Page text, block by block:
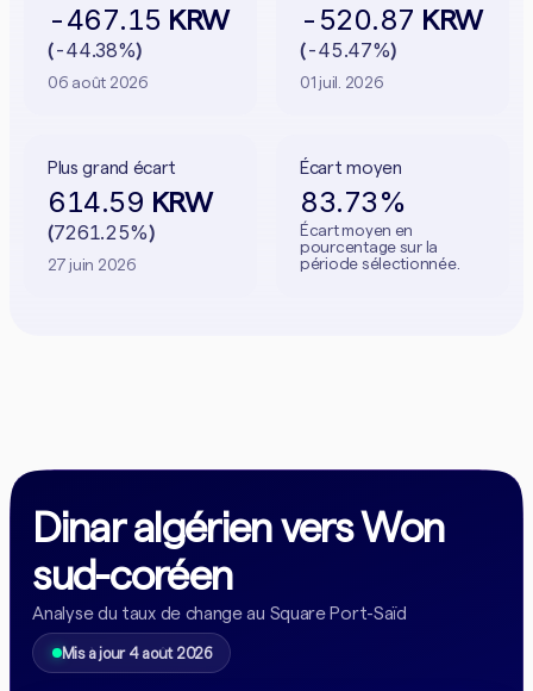
-467.15 KRW
(-44.38%)
06 août 2026
-520.87 KRW
(-45.47%)
01 juil. 2026
Plus grand écart
614.59 KRW
(7261.25%)
27 juin 2026
Écart moyen
83.73%
Écart moyen en
pourcentage sur la
période sélectionnée.
Dinar algérien vers Won
sud-coréen
Analyse du taux de change au Square Port-Saïd
Mis à jour 4 août 2026